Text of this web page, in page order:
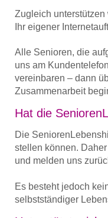
Zugleich
Ihr eigener
Alle Senioren, die
uns am
vereinbaren – dann
Zusammenarbeit
Hat die
Die
stellen können.
und melden uns
Es besteht jedoch
selbstständiger